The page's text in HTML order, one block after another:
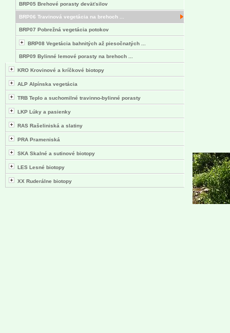
BRP05 Brehové porasty deväťsilov
BRP06 Travinová vegetácia na brehoch ...
BRP07 Pobrežná vegetácia potokov
BRP08 Vegetácia bahnitých až piesočnatých ...
BRP09 Bylinné lemové porasty na brehoch ...
KRO Krovinové a kríčkové biotopy
ALP Alpínska vegetácia
TRB Teplo a suchomilné travinno-bylinné porasty
LKP Lúky a pasienky
RAS Rašeliniská a slatiny
PRA Prameniská
SKA Skalné a sutinové biotopy
LES Lesné biotopy
XX Ruderálne biotopy